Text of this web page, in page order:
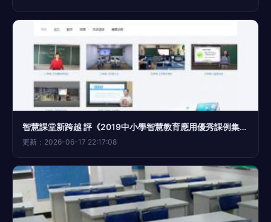
智慧課堂新跨越 評《2019中小學智慧教育應用優秀課例集》U盤版的教育軟件價值
更新：2026-06-17 22:17:08